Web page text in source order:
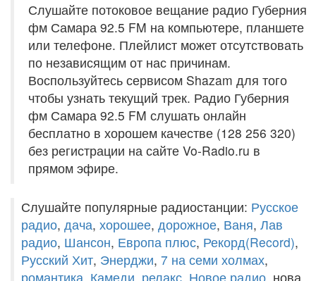
Слушайте потоковое вещание радио Губерния
фм Самара 92.5 FM на компьютере, планшете
или телефоне. Плейлист может отсутствовать
по независящим от нас причинам.
Воспользуйтесь сервисом Shazam для того
чтобы узнать текущий трек. Радио Губерния
фм Самара 92.5 FM слушать онлайн
бесплатно в хорошем качестве (128 256 320)
без регистрации на сайте Vo-Radio.ru в
прямом эфире.
Слушайте популярные радиостанции: Русское
радио, дача, хорошее, дорожное, Ваня, Лав
радио, Шансон, Европа плюс, Рекорд(Record),
Русский Хит, Энерджи, 7 на семи холмах,
романтика Камеди релакс Новое радио , нова,